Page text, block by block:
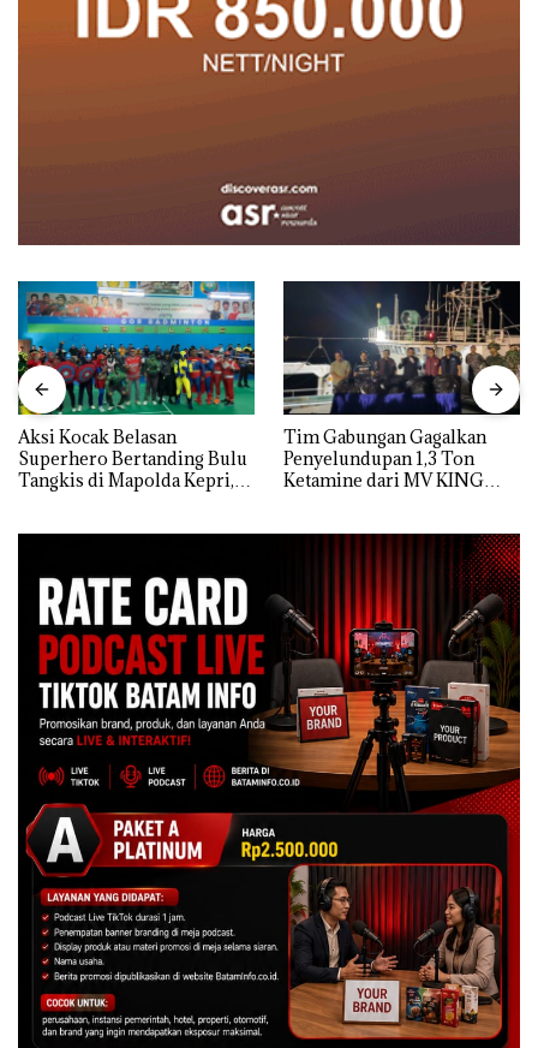
Aksi Kocak Belasan
Superhero Bertanding Bulu
Tangkis di Mapolda Kepri,
Tim Gabungan Gagalkan
Penyelundupan 1,3 Ton
Ketamine dari MV KING